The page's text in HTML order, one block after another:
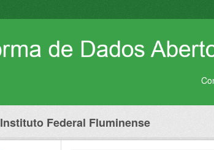
Instituto Federal Fluminense